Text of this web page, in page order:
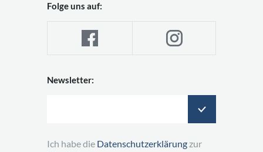
Folge uns auf:
Newsletter:
Ich habe die Datenschutzerklärung zur